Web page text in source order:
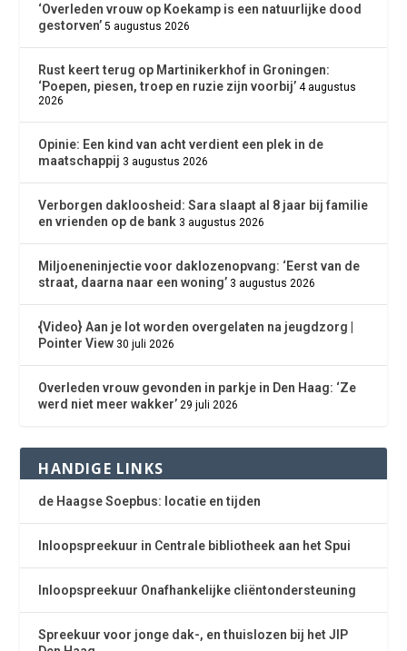
‘Overleden vrouw op Koekamp is een natuurlijke dood
gestorven’ 5 augustus 2026
Rust keert terug op Martinikerkhof in Groningen:
‘Poepen, piesen, troep en ruzie zijn voorbij’ 4 augustus
2026
Opinie: Een kind van acht verdient een plek in de
maatschappij 3 augustus 2026
Verborgen dakloosheid: Sara slaapt al 8 jaar bij familie
en vrienden op de bank 3 augustus 2026
Miljoeneninjectie voor daklozenopvang: ‘Eerst van de
straat, daarna naar een woning’ 3 augustus 2026
{Video} Aan je lot worden overgelaten na jeugdzorg |
Pointer View 30 juli 2026
Overleden vrouw gevonden in parkje in Den Haag: ‘Ze
werd niet meer wakker’ 29 juli 2026
HANDIGE LINKS
de Haagse Soepbus: locatie en tijden
Inloopspreekuur in Centrale bibliotheek aan het Spui
Inloopspreekuur Onafhankelijke cliëntondersteuning
Spreekuur voor jonge dak-, en thuislozen bij het JIP